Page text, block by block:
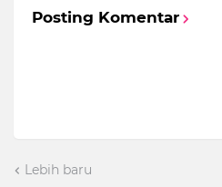
Posting Komentar
Lebih baru